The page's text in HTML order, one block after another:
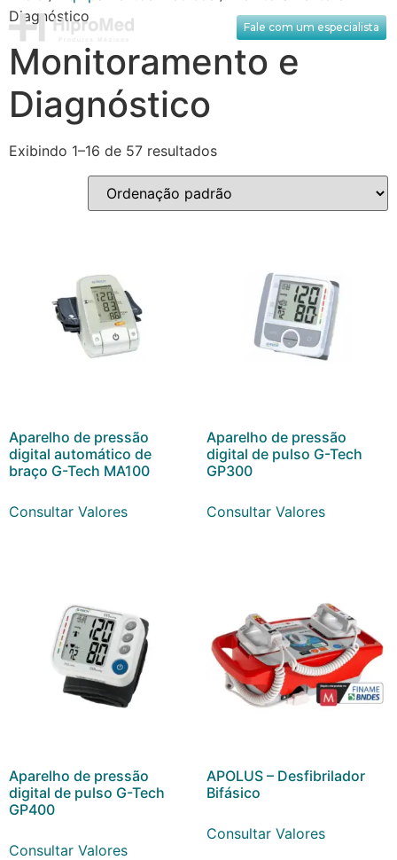
Fale com um especialista
Diagnóstico
Monitoramento e
Diagnóstico
Exibindo 1–16 de 57 resultados
Aparelho de pressão
digital automático de
braço G-Tech MA100
Consultar Valores
Aparelho de pressão
digital de pulso G-Tech
GP300
Consultar Valores
Aparelho de pressão
digital de pulso G-Tech
GP400
Consultar Valores
APOLUS – Desfibrilador
Bifásico
Consultar Valores